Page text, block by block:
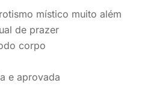
místico muito além
de prazer
corpo
e aprovada